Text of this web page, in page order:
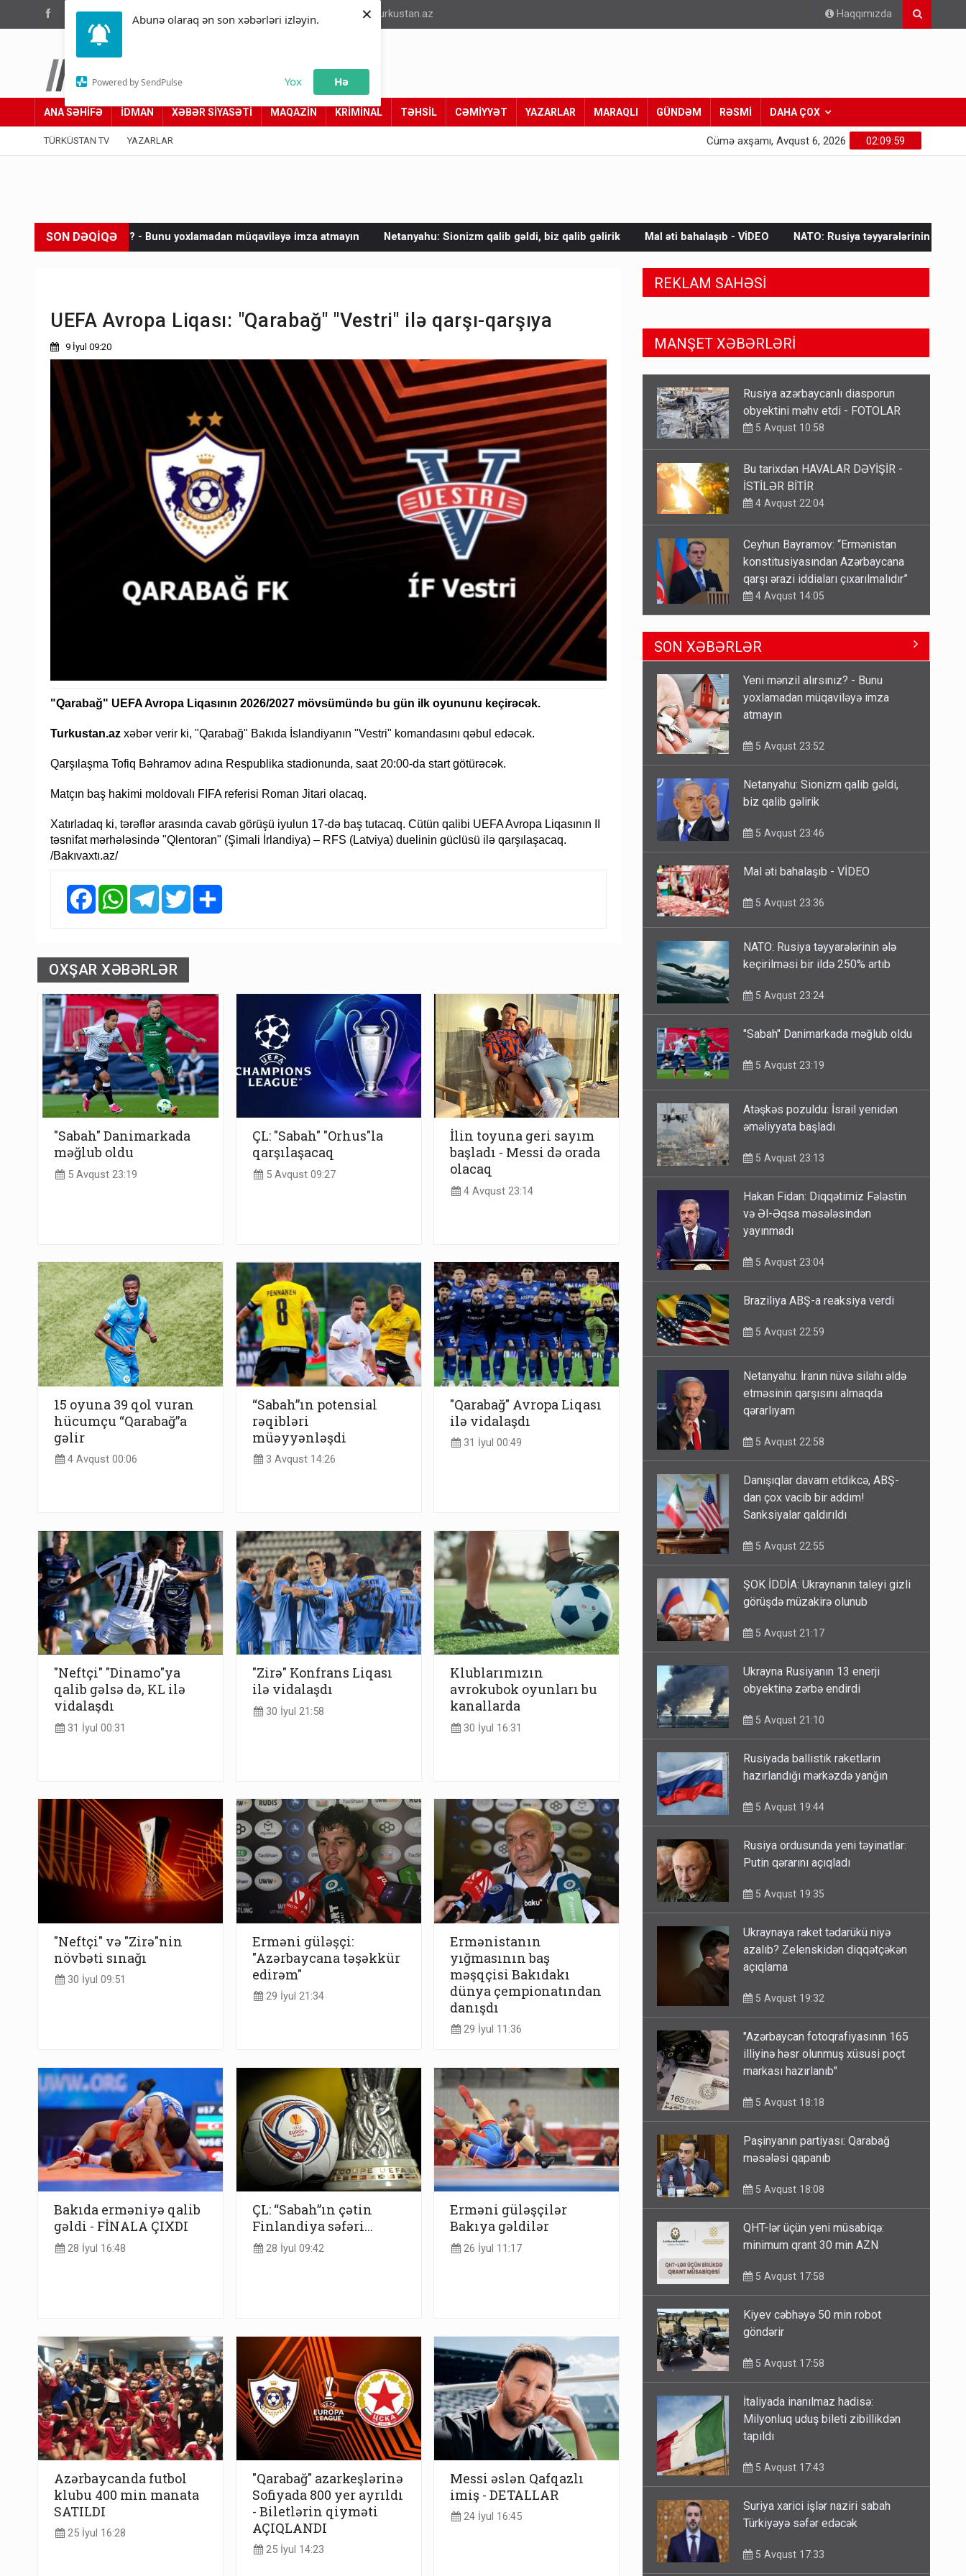
Abunə olaraq ən son xəbərləri izləyin.
Powered by SendPulse Yox Hə
×
(012) 449 94 05 info@turkustan.az Haqqımızda
Türküstan.az
Adımız yolumuzdur
ANA SƏHİFƏ İDMAN XƏBƏR SİYASƏTİ MAQAZİN KRİMİNAL TƏHSİL CƏMİYYƏT YAZARLAR MARAQLI GÜNDƏM RƏSMİ DAHA ÇOX
TÜRKÜSTAN TV YAZARLAR 02:10:01
Cümə axşamı, Avqust 6, 2026
SON DƏQİQƏ
- Bunu yoxlamadan müqaviləyə imza atmayın Netanyahu: Sionizm qalib gəldi, biz qalib gəlirik Mal əti bahalaşıb - VİDEO NATO: Rusiya təyyarələrinin ələ keçirilməsi bir ildə 250%
UEFA Avropa Liqası: "Qarabağ" "Vestri" ilə qarşı-qarşıya
9 İyul 09:20
"Qarabağ" UEFA Avropa Liqasının 2026/2027 mövsümündə bu gün ilk oyununu keçirəcək.
Turkustan.az xəbər verir ki, "Qarabağ" Bakıda İslandiyanın "Vestri" komandasını qəbul edəcək.
Qarşılaşma Tofiq Bəhramov adına Respublika stadionunda, saat 20:00-da start götürəcək.
Matçın baş hakimi moldovalı FIFA referisi Roman Jitari olacaq.
Xatırladaq ki, tərəflər arasında cavab görüşü iyulun 17-də baş tutacaq. Cütün qalibi UEFA Avropa Liqasının II
təsnifat mərhələsində "Qlentoran" (Şimali İrlandiya) – RFS (Latviya) duelinin güclüsü ilə qarşılaşacaq.
/Bakıvaxtı.az/
FacebookWhatsAppTelegramTwitter
OXŞAR XƏBƏRLƏR
"Sabah" Danimarkada
məğlub oldu
5 Avqust 23:19
ÇL: "Sabah" "Orhus"la
qarşılaşacaq
5 Avqust 09:27
İlin toyuna geri sayım
başladı - Messi də orada
olacaq
4 Avqust 23:14
15 oyuna 39 qol vuran
hücumçu “Qarabağ”a
gəlir
4 Avqust 00:06
“Sabah”ın potensial
rəqibləri
müəyyənləşdi
3 Avqust 14:26
"Qarabağ" Avropa Liqası
ilə vidalaşdı
31 İyul 00:49
"Neftçi" "Dinamo"ya
qalib gəlsə də, KL ilə
vidalaşdı
31 İyul 00:31
"Zirə" Konfrans Liqası
ilə vidalaşdı
30 İyul 21:58
Klublarımızın
avrokubok oyunları bu
kanallarda
30 İyul 16:31
"Neftçi" və "Zirə"nin
növbəti sınağı
30 İyul 09:51
Erməni güləşçi:
"Azərbaycana təşəkkür
edirəm"
29 İyul 21:34
Ermənistanın
yığmasının baş
məşqçisi Bakıdakı
dünya çempionatından
danışdı
29 İyul 11:36
Bakıda erməniyə qalib
gəldi - FİNALA ÇIXDI
28 İyul 16:48
ÇL: “Sabah”ın çətin
Finlandiya səfəri...
28 İyul 09:42
Erməni güləşçilər
Bakıya gəldilər
26 İyul 11:17
Azərbaycanda futbol
klubu 400 min manata
SATILDI
25 İyul 16:28
"Qarabağ" azarkeşlərinə
Sofiyada 800 yer ayrıldı
- Biletlərin qiyməti
AÇIQLANDI
25 İyul 14:23
Messi əslən Qafqazlı
imiş - DETALLAR
24 İyul 16:45
REKLAM SAHƏSİ
MANŞET XƏBƏRLƏRİ
Bu tarixdən HAVALAR DƏYİŞİR -
İSTİLƏR BİTİR
4 Avqust 22:04
Ceyhun Bayramov: “Ermənistan
konstitusiyasından Azərbaycana
qarşı ərazi iddiaları çıxarılmalıdır”
TƏCİLİ! Fəlakət üçün TARİX
VERİLDİ - Bu bölgələr xəritədən
silinəcək
Ərdoğana sui-qəsd planının
iştirakçısı detalları açıqladı
5 Avqust 16:56
Rusiya Azərbaycan vətədaşlarını
deport etdi
Rusiya azərbaycanlı diasporun
5 Avqust 10:58
SON XƏBƏRLƏR
Yeni mənzil alırsınız? - Bunu
yoxlamadan müqaviləyə imza
Netanyahu: Sionizm qalib gəldi,
NATO: Rusiya təyyarələrinin ələ
Atəşkəs pozuldu: İsrail yenidən
Hakan Fidan: Diqqətimiz Fələstin
və Əl-Əqsa məsələsindən
Netanyahu: İranın nüvə silahı əldə
etməsinin qarşısını almaqda
Danışıqlar davam etdikcə, ABŞ-
dan çox vacib bir addım!
ŞOK İDDİA: Ukraynanın taleyi gizli
Ukrayna Rusiyanın 13 enerji
Rusiyada ballistik raketlərin
Rusiya ordusunda yeni təyinatlar:
Ukraynaya raket tədarükü niyə
azalıb? Zelenskidən diqqətçəkən
"Azərbaycan fotoqrafiyasının 165
illiyinə həsr olunmuş xüsusi poçt
Paşinyanın partiyası: Qarabağ
QHT-lər üçün yeni müsabiqə:
Kiyev cəbhəyə 50 min robot
İtaliyada inanılmaz hadisə:
Milyonluq uduş bileti zibillikdən
Suriya xarici işlər naziri sabah